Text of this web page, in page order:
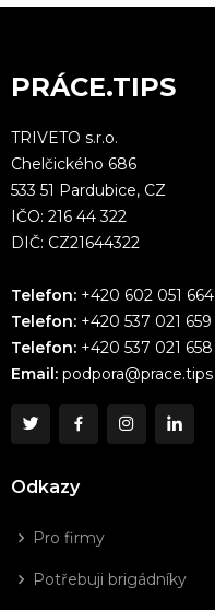
PRÁCE.TIPS
TRIVETO s.r.o.
Chelčického 686
533 51 Pardubice, CZ
IČO: 216 44 322
DIČ: CZ21644322
Telefon: +420 602 051 664
Telefon: +420 537 021 659
Telefon: +420 537 021 658
Email: podpora@prace.tips
Odkazy
Pro firmy
Potřebuji brigádníky